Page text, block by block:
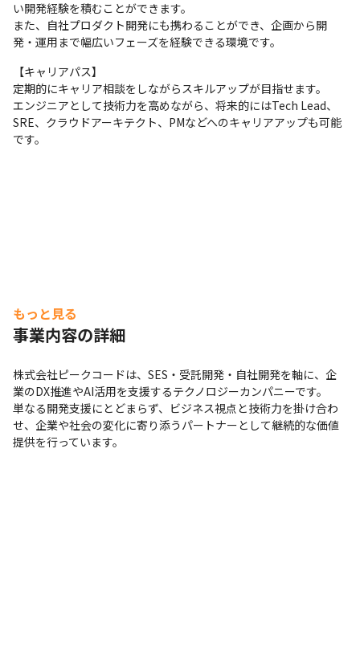
い開発経験を積むことができます。
また、自社プロダクト開発にも携わることができ、企画から開
発・運用まで幅広いフェーズを経験できる環境です。
【キャリアパス】
定期的にキャリア相談をしながらスキルアップが目指せます。
エンジニアとして技術力を高めながら、将来的にはTech Lead、
SRE、クラウドアーキテクト、PMなどへのキャリアアップも可能
です。
もっと見る
事業内容の詳細
株式会社ピークコードは、SES・受託開発・自社開発を軸に、企
業のDX推進やAI活用を支援するテクノロジーカンパニーです。
単なる開発支援にとどまらず、ビジネス視点と技術力を掛け合わ
せ、企業や社会の変化に寄り添うパートナーとして継続的な価値
提供を行っています。